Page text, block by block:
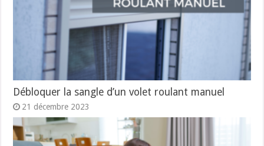
Débloquer la sangle d’un volet roulant manuel
21 décembre 2023